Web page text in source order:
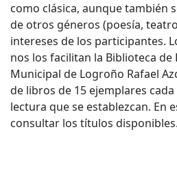
como clásica, aunque también
de otros géneros (poesía,
intereses de los participantes.
nos los facilitan la Biblioteca de
Municipal de Logroño Rafael
de libros de 15 ejemplares
lectura que se establezcan. En
consultar los títulos disponibles.